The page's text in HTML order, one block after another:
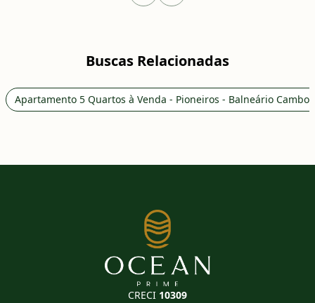
Buscas Relacionadas
Apartamento 5 Quartos à Venda - Pioneiros - Balneário
CRECI 10309